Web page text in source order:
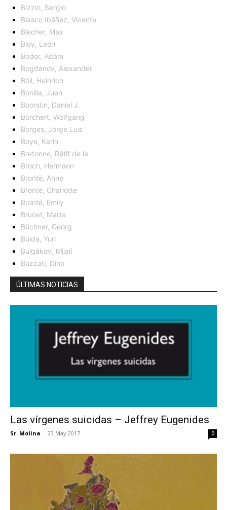
Bizzio, Sergio
Blasco Ibáñez, Vicente
Blecher, Max
Bloy, León
Bodor, Adám
Bogdánov, Alexander
Böll, Heinrich
Bonilla, Juan
Boorstin, Daniel J.
Borchert, Wolfgang
Borges, Jorge Luis
Boye, Karin
Bretonne, Rétif de la
Broch, Hermann
Brontë, Anne
Brontë, Charlotte
Brontë, Emily
Brunet, Marta
Büchner, Georg
Buida, Yuri
Bulgákov, Mijaíl
Buzzati, Dino
ÚLTIMAS NOTICIAS
Las vírgenes suicidas – Jeffrey Eugenides
Sr. Molina - 23 May 2017 0